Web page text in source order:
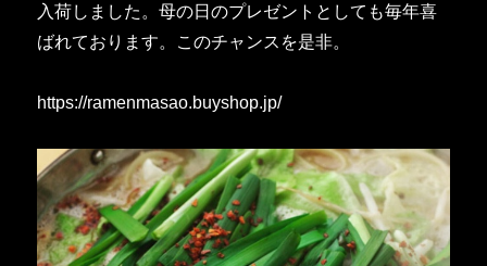
入荷しました。母の日のプレゼントとしても毎年喜
ばれております。このチャンスを是非。
https://ramenmasao.buyshop.jp/